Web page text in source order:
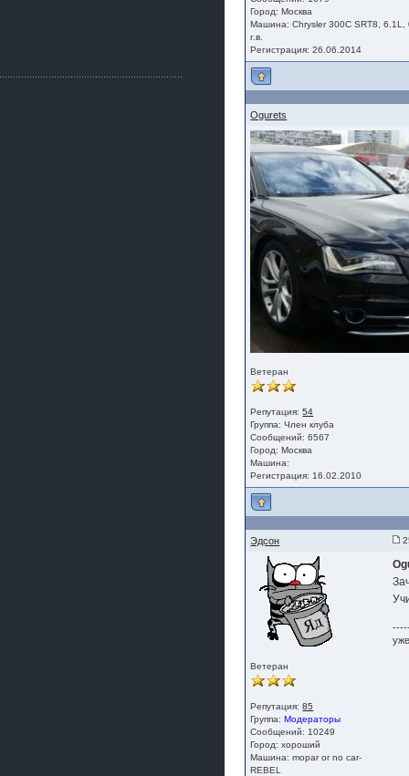
Город: Москва
Машина: Chrysler 300C SRT8, 6.1L,
г.в.
Регистрация: 26.06.2014
Ogurets
Ветеран
Репутация:54
Группа:Член клуба
Сообщений: 6567
Город: Москва
Машина:
Регистрация: 16.02.2010
Эдсон
Ветеран
Репутация:85
Группа:Модераторы
Сообщений: 10249
Город: хороший
Машина: mopar or no car-
REBEL